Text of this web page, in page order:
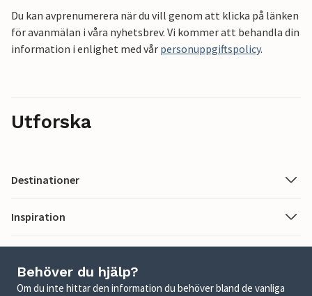
Du kan avprenumerera när du vill genom att klicka på länken
för avanmälan i våra nyhetsbrev. Vi kommer att behandla din
information i enlighet med vår personuppgiftspolicy.
Utforska
Destinationer
Inspiration
Behöver du hjälp?
Om du inte hittar den information du behöver bland de vanliga